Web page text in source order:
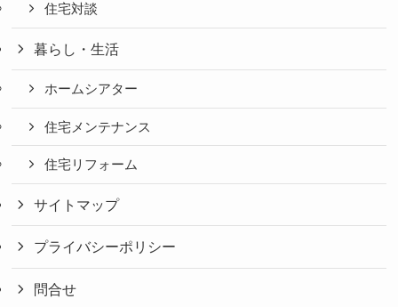
住宅対談
暮らし・生活
ホームシアター
住宅メンテナンス
住宅リフォーム
サイトマップ
プライバシーポリシー
問合せ